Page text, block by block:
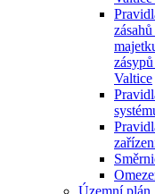
Valtice
Územní plán